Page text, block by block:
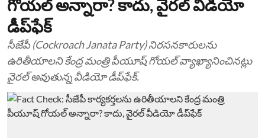
గోయల్ అన్నారా? కాదు, వైరల్ వీడియో
డీప్‌ఫేక్
సీజేపీ (Cockroach Janata Party) నిరసనకారులను
ఉరితీయాలని కేంద్ర మంత్రి పీయూష్ గోయల్ వ్యాఖ్యానించినట్లు
వైరల్ అవుతున్న వీడియో డీప్‌ఫేక్.